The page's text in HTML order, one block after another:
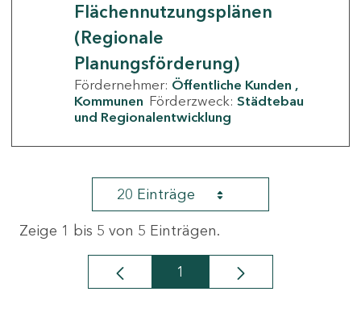
Flächennutzungsplänen
(Regionale
Planungsförderung)
Fördernehmer: Öffentliche Kunden
Kommunen Förderzweck: Städtebau
und Regionalentwicklung
20 Einträge
Zeige 1 bis 5 von 5 Einträgen.
Seite
1